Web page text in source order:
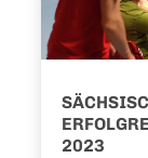
2023